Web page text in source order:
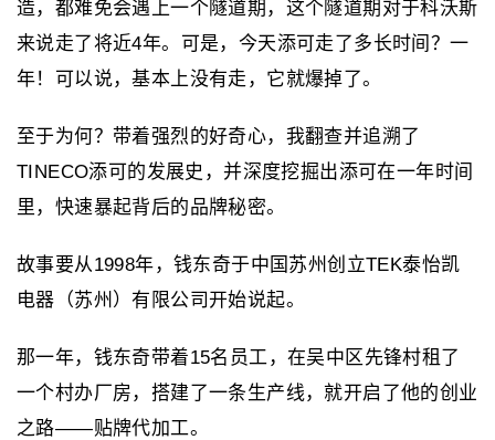
造，都难免会遇上一个隧道期，这个隧道期对于科沃斯
来说走了将近4年。可是，今天添可走了多长时间？一
年！可以说，基本上没有走，它就爆掉了。
至于为何？带着强烈的好奇心，我翻查并追溯了
TINECO添可的发展史，并深度挖掘出添可在一年时间
里，快速暴起背后的品牌秘密。
故事要从1998年，钱东奇于中国苏州创立TEK泰怡凯
电器（苏州）有限公司开始说起。
那一年，钱东奇带着15名员工，在吴中区先锋村租了
一个村办厂房，搭建了一条生产线，就开启了他的创业
之路——贴牌代加工。